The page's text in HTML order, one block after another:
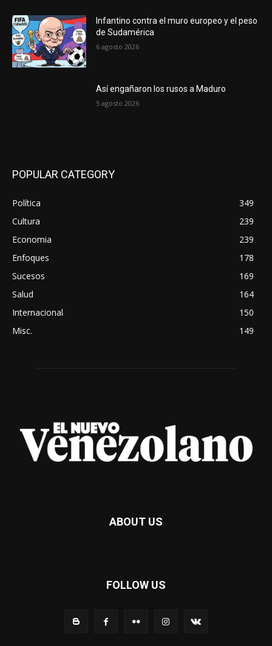
Infantino contra el muro europeo y el peso
de Sudamérica
6 agosto 2026
Así engañaron los rusos a Maduro
5 agosto 2026
POPULAR CATEGORY
Política
349
Cultura
239
Economia
239
Enfoques
178
Sucesos
169
Salud
164
Internacional
150
Misc.
149
ABOUT US
FOLLOW US